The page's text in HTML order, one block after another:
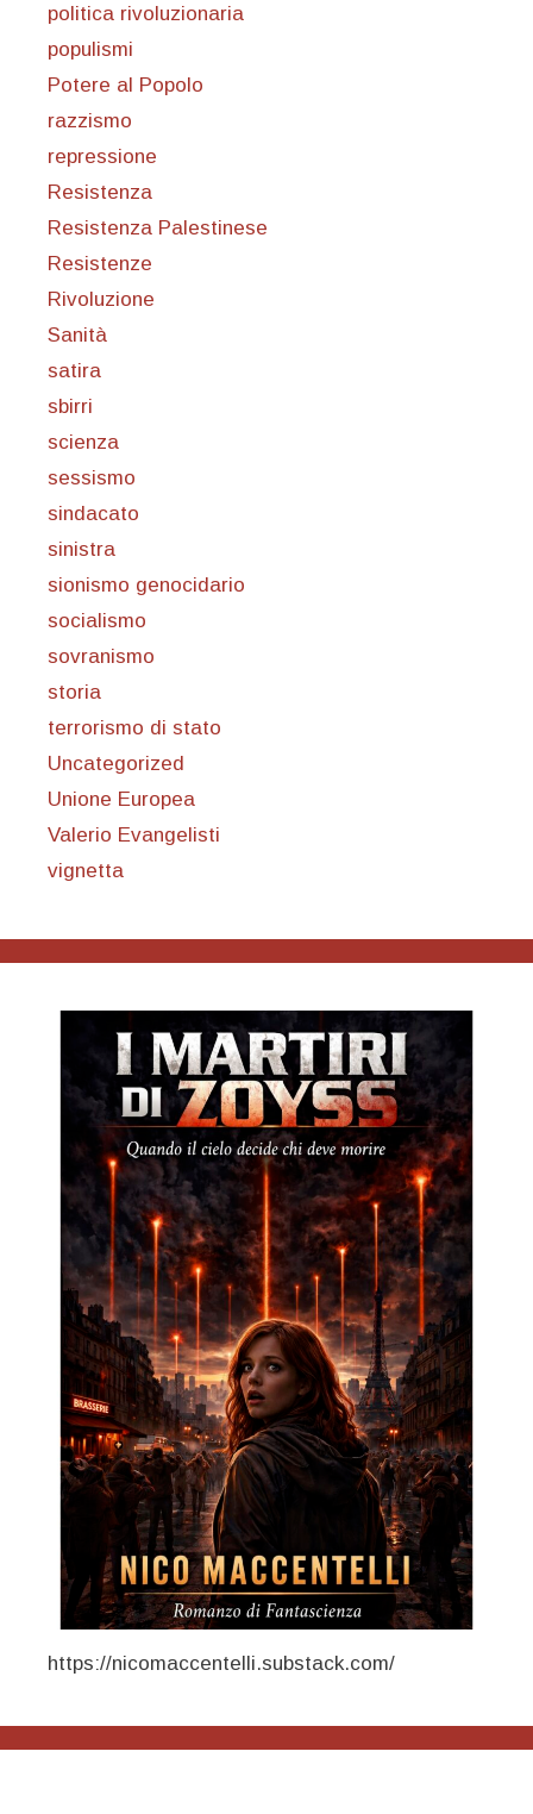
politica rivoluzionaria
populismi
Potere al Popolo
razzismo
repressione
Resistenza
Resistenza Palestinese
Resistenze
Rivoluzione
Sanità
satira
sbirri
scienza
sessismo
sindacato
sinistra
sionismo genocidario
socialismo
sovranismo
storia
terrorismo di stato
Uncategorized
Unione Europea
Valerio Evangelisti
vignetta
https://nicomaccentelli.substack.com/